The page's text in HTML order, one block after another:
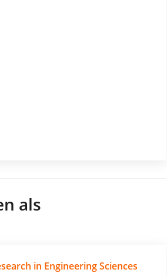
als
in Engineering Sciences